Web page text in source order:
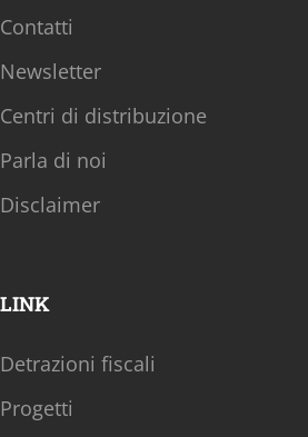
Contatti
Newsletter
Centri di distribuzione
Parla di noi
Disclaimer
LINK
Detrazioni fiscali
Progetti